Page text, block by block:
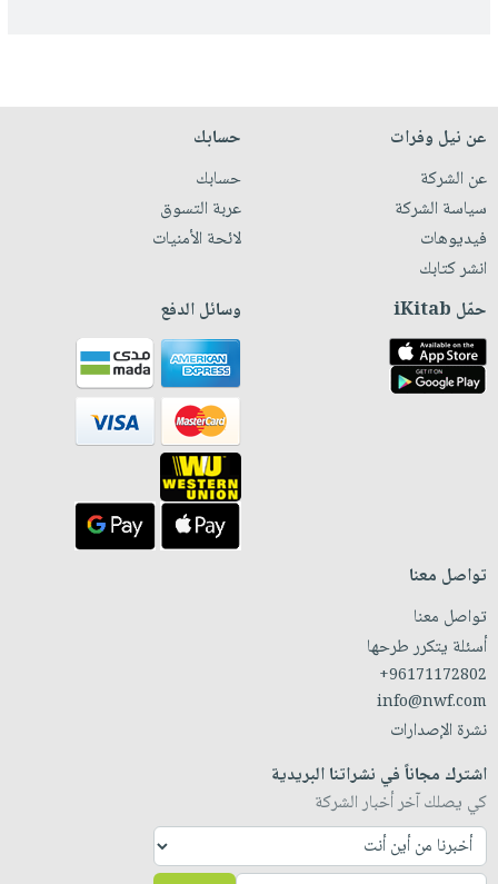
عن نيل وفرات
عن الشركة
سياسة الشركة
فيديوهات
انشر كتابك
حسابك
حسابك
عربة التسوق
لائحة الأمنيات
حمّل iKitab وسائل الدفع
تواصل معنا
تواصل معنا
أسئلة يتكرر طرحها
+96171172802
info@nwf.com
نشرة الإصدارات
اشترك مجاناً في نشراتنا البريدية
كي يصلك آخر أخبار الشركة